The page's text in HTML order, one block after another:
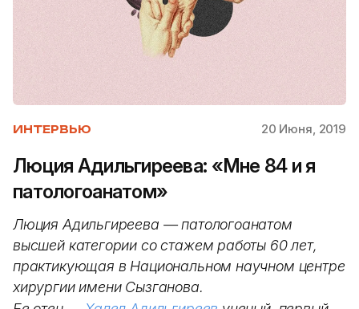
ИНТЕРВЬЮ 20 Июня, 2019
Люция Адильгиреева: «Мне 84 и я
патологоанатом»
Люция Адильгиреева — патологоанатом
высшей категории со стажем работы 60 лет,
практикующая в Национальном научном центре
хирургии имени Сызганова.